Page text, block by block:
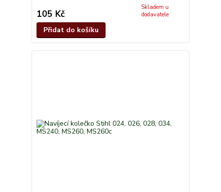
105 Kč
Skladem u
dodavatele
Přidat do košíku